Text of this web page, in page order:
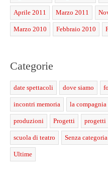
Aprile 2011 Marzo 2011
Marzo 2010 Febbraio 2010
Categorie
date spettacoli dove siamo
incontri memoria la compagnia
produzioni Progetti progetti
scuola di teatro Senza categoria
Ultime